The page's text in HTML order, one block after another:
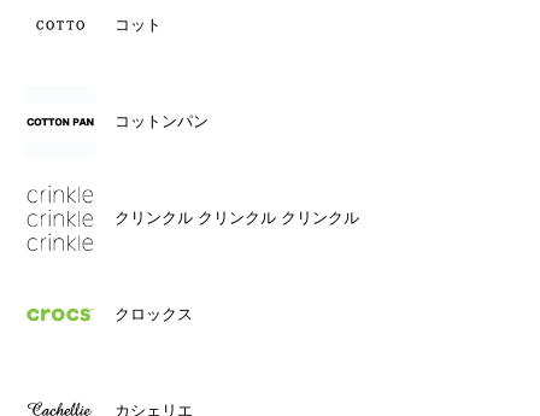
コット
コットンパン
クリンクル クリンクル クリンクル
クロックス
カシェリエ